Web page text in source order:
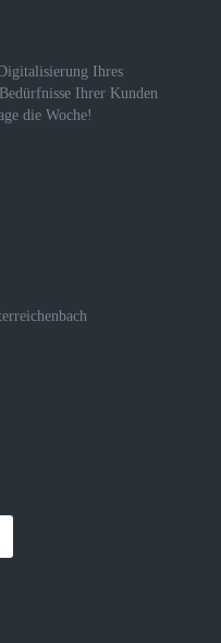
Ihres
Ihrer Kunden
die Woche!